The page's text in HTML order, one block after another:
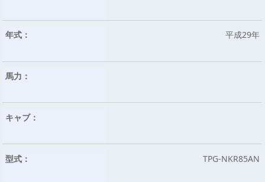
年式： 平成29年
馬力：
キャブ：
型式： TPG-NKR85AN